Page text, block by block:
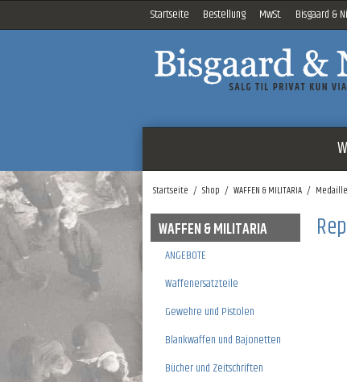
Startseite Bestellung MwSt. Bisgaard &
Startseite / Shop / WAFFEN & MILITARIA /
WAFFEN & MILITARIA
ANGEBOTE
Waffenersatzteile
Gewehre und Pistolen
Blankwaffen und Bajonetten
Bücher und Zeitschriften